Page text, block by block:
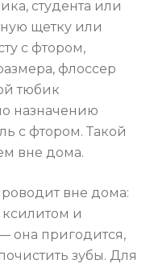
студента или
щетку или
с фтором,
флоссер
тюбик
назначению
с фтором. Такой
вне дома.
вне дома:
ксилитом и
она пригодится,
зубы. Для